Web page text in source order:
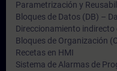
Parametrización y
Bloques de Datos (DB) –
Direccionamiento indirecto
Bloques de Organización
Recetas en HMI
Sistema de Alarmas de